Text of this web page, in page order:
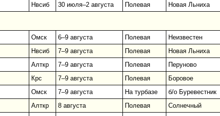
Нвсиб 30 июля–2 августа Полевая Новая Льниха
Омск 6–9 августа Полевая Неизвестен
Нвсиб 7–9 августа Полевая Новая Льниха
Алткр 7–9 августа Полевая Перуново
Крс 7–9 августа Полевая Боровое
Омск 7–9 августа На турбазе б/о Буревестник
Алткр 8 августа Полевая Солнечный